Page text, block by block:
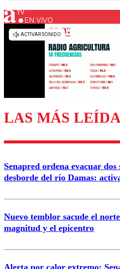
Los comentarios son
EN VIVO
LAS MÁS
Senapred ordena evacuar
desborde del río Damas:
Nuevo temblor sacude el
magnitud y el epicentro
Alerta por calor extremo: